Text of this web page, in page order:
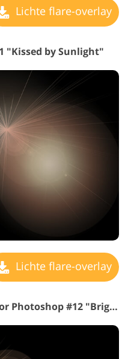
Lichte flare-overlay
"Kissed by Sunlight"
Lichte flare-overlay
Gratis lensflare-overlays voor Photoshop #12 "Bright Moments"